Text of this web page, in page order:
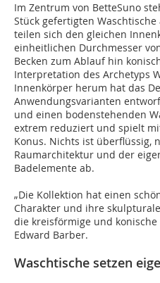
Im Zentrum von BetteSuno
Stück gefertigten
teilen sich den gleichen
einheitlichen Durchmesser
Becken zum Ablauf hin
Interpretation des Archetyps
Innenkörper herum hat das
Anwendungsvarianten
und einen bodenstehenden
extrem reduziert und spielt
Konus. Nichts ist überflüssig,
Raumarchitektur und der
Badelemente ab.
„Die Kollektion hat einen
Charakter und ihre
die kreisförmige und konische
Edward Barber.
Waschtische setzen